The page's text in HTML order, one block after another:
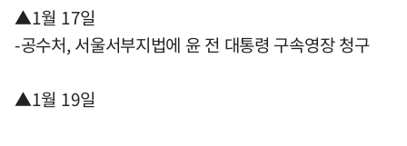
▲1월 17일
-공수처, 서울서부지법에 윤 전 대통령 구속영장 청구
▲1월 19일